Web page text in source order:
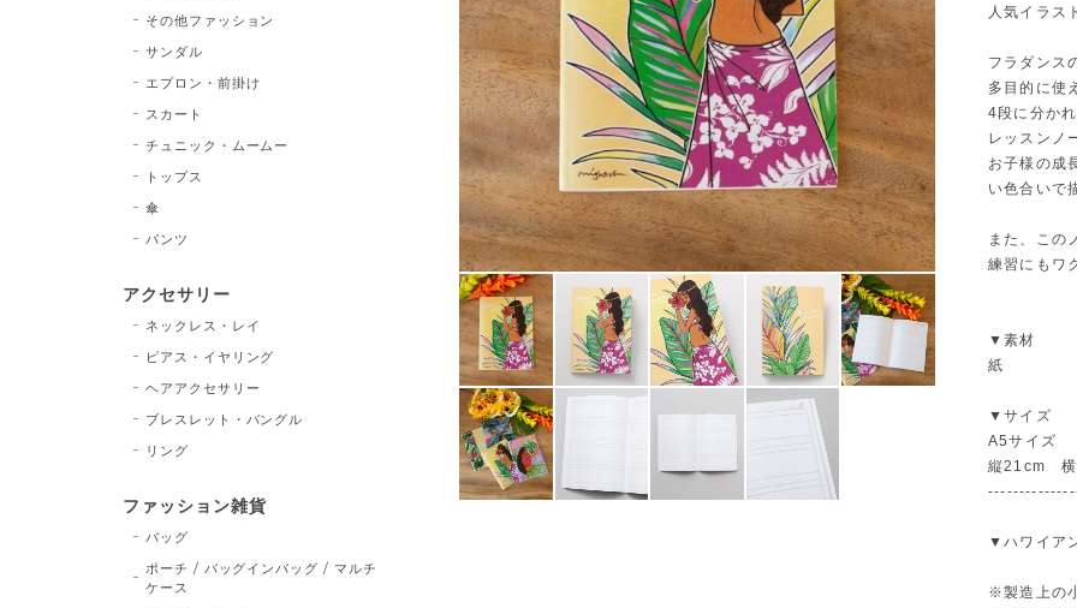
人気イラス
フラダンス
多目的に使
4段に分か
レッスンノ
お子様の成
い色合いで
また、この
練習にもワ
▼素材
紙
▼サイズ
A5サイズ
縦21cm
▼ハワイア
※製造上の
その他ファッション
サンダル
エプロン・前掛け
スカート
チュニック・ムームー
トップス
傘
パンツ
アクセサリー
ネックレス・レイ
ピアス・イヤリング
ヘアアクセサリー
ブレスレット・バングル
リング
ファッション雑貨
バッグ
ポーチ / バッグインバッグ / マルチ
ケース